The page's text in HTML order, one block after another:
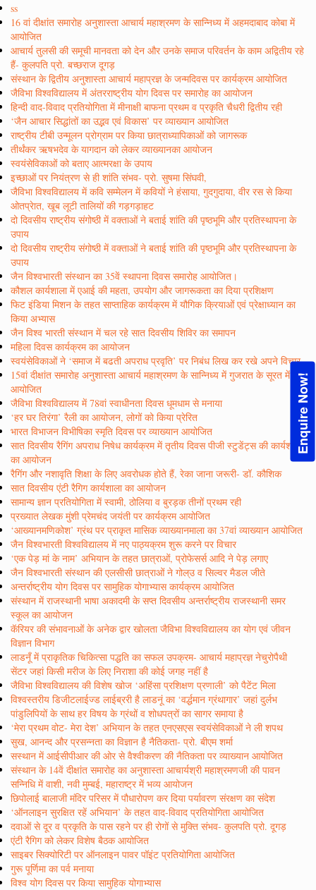
Enquire Now!
ss
16 वां दीक्षांत समारोह अनुशास्ता आचार्य महाश्रमण के सान्निध्य में अहमदाबाद कोबा में
आयोजित
आचार्य तुलसी की समूची मानवता को देन और उनके समाज परिवर्तन के काम अद्वितीय रहे
हैं- कुलपति प्रो. बच्छराज दूगड़
संस्थान के द्वितीय अनुशास्ता आचार्य महाप्रज्ञ के जन्मदिवस पर कार्यक्रम आयोजित
जैविभा विश्वविद्यालय में अंतरराष्ट्रीय योग दिवस पर समारोह का आयोजन
हिन्दी वाद-विवाद प्रतियोगिता में मीनाक्षी बाफना प्रथम व प्रकृति चैधरी द्वितीय रही
‘जैन आचार सिद्धांतों का उद्भव एवं विकास’ पर व्याख्यान आयोजित
राष्ट्रीय टीबी उन्मूलन प्रोग्राम पर किया छात्राध्यापिकाओं को जागरूक
तीर्थंकर ऋषभदेव के यागदान को लेकर व्याख्यानका आयोजन
स्वयंसेविकाओं को बताए आत्मरक्षा के उपाय
इच्छाओं पर नियंत्रण से ही शांति संभव- प्रो. सुषमा सिंघवी,
जैविभा विश्वविद्यालय में कवि सम्मेलन में कवियों ने हंसाया, गुदगुदाया, वीर रस से किया
ओतप्रेात, खूब लूटी तालियों की गड़गड़ाहट
दो दिवसीय राष्ट्रीय संगोष्ठी में वक्ताओं ने बताई शांति की पृष्ठभूमि और प्रतिस्थापना के
उपाय
दो दिवसीय राष्ट्रीय संगोष्ठी में वक्ताओं ने बताई शांति की पृष्ठभूमि और प्रतिस्थापना के
उपाय
जैन विश्वभारती संस्थान का 35वें स्थापना दिवस समारोह आयोजित।
कौशल कार्यशाला में एआई की महता, उपयोग और जागरूकता का दिया प्रशिक्षण
फिट इंडिया मिशन के तहत साप्ताहिक कार्यक्रम में यौगिक क्रियाओं एवं प्रेक्षाध्यान का
किया अभ्यास
जैन विश्व भारती संस्थान में चल रहे सात दिवसीय शिविर का समापन
महिला दिवस कार्यक्रम का आयोजन
स्वयंसेविकाओं ने ‘समाज में बढती अपराध प्रवृति’ पर निबंध लिख कर रखे अपने विचार
15वां दीक्षांत समारोह अनुशास्ता आचार्य महाश्रमण के सान्निध्य में गुजरात के सूरत में
आयोजित
जैविभा विश्वविद्यालय में 78वां स्वाधीनता दिवस धूमधाम से मनाया
‘हर घर तिरंगा’ रैली का आयोजन, लोगों को किया प्रेरित
भारत विभाजन विभीषिका स्मृति दिवस पर व्याख्यान आयोजित
सात दिवसीय रैगिंग अपराध निषेध कार्यक्रम में तृतीय दिवस पीजी स्टुडेंट्स की कार्यशाला
का आयोजन
रैगिंग और नशावृति शिक्षा के लिए अवरोधक होते हैं, रेका जाना जरूरी- डॉ. कौशिक
सात दिवसीय एंटी रैगिग कार्यशाला का आयोजन
सामान्य ज्ञान प्रतियोगिता में स्वामी, ठोलिया व बुरड़क तीनों प्रथम रही
प्रख्यात लेखक मुंशी प्रेमचंद जयंती पर कार्यक्रम आयोजित
‘आख्यानमणिकोश’ ग्रंथ पर प्राकृत मासिक व्याख्यानमाला का 37वां व्याख्यान आयोजित
जैन विश्वभारती विश्वविद्यालय में नए पाठ्यक्रम शुरू करने पर विचार
‘एक पेड़ मां के नाम’ अभियान के तहत छात्राओं, प्रोफेसर्स आदि ने पेड़ लगाए
जैन विश्वभारती संस्थान की एलसीसी छात्राओं ने गोल्उ व सिल्वर मैडल जीते
अन्तर्राष्ट्रीय योग दिवस पर सामुहिक योगाभ्यास कार्यक्रम आयोजित
संस्थान में राजस्थानी भाषा अकादमी के सप्त दिवसीय अन्तर्राष्ट्रीय राजस्थानी समर
स्कूल का आयोजन
कॅरियर की संभावनाओं के अनेक द्वार खोलता जैविभा विश्वविद्यालय का योग एवं जीवन
विज्ञान विभाग
लाडनूँ में प्राकृतिक चिकित्सा पद्धति का सफल उपक्रम- आचार्य महाप्रज्ञ नेचुरोपैथी
सेंटर जहां किसी मरीज के लिए निराशा की कोई जगह नहीं है
जैविभा विश्वविद्यालय की विशेष खोज ‘अहिंसा प्रशिक्षण प्रणाली’ को पैटेंट मिला
विश्वस्तरीय डिजीटलाईज्ड लाईब्ररी है लाडनूं का ‘वर्द्धमान ग्रंथागार’ जहां दुर्लभ
पांडुलिपियों के साथ हर विषय के ग्रंथों व शोधपत्रों का सागर समाया है
‘मेरा प्रथम वोट- मेरा देश’ अभियान के तहत एनएसएस स्वयंसेविकाओं ने ली शपथ
सुख, आनन्द और प्रसन्नता का विज्ञान है नैतिकता- प्रो. बीएम शर्मा
सस्थान में आईसीपीआर की ओर से वैश्वीकरण की नैतिकता पर व्याख्यान आयोजित
संस्थान के 14वें दीक्षांत समारोह का अनुशास्ता आचार्यश्री महाश्रमणजी की पावन
सन्निधि में वाशी, नवी मुम्बई, महाराष्ट्र में भव्य आयोजन
छिपोलाई बालाजी मंदिर परिसर में पौधारोपण कर दिया पर्यावरण संरक्षण का संदेश
‘ऑनलाइन सुरक्षित रहें अभियान’ के तहत वाद-विवाद प्रतियोगिता आयोजित
दवाओं से दूर व प्रकृति के पास रहने पर ही रोगों से मुक्ति संभव- कुलपति प्रो. दूगड़
एंटी रैगिग को लेकर विशेष बैठक आयोजित
साइबर सिक्योरिटी पर ऑनलाइन पावर पॉइंट प्रतियोगिता आयोजित
गुरू पूर्णिमा का पर्व मनाया
विश्व योग दिवस पर किया सामुहिक योगाभ्यास